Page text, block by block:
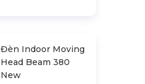
Đèn Indoor Moving
Head Beam 380
New